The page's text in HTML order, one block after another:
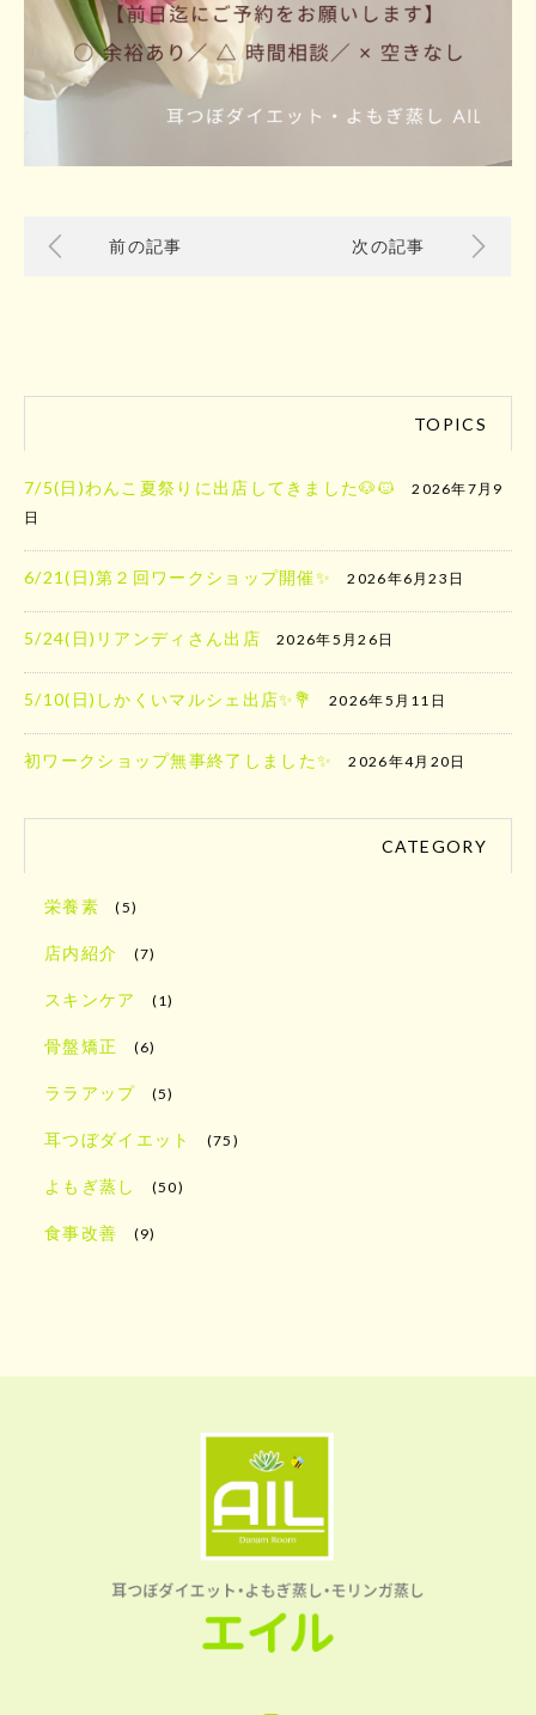
前の記事 次の記事
TOPICS
7/5(日)わんこ夏祭りに出店してきました🐶🐱
2026年7月9
日
6/21(日)第２回ワークショップ開催✨ 2026年6月23日
5/24(日)リアンディさん出店 2026年5月26日
5/10(日)しかくいマルシェ出店✨️💐 2026年5月11日
初ワークショップ無事終了しました✨ 2026年4月20日
CATEGORY
栄養素 (5)
店内紹介 (7)
スキンケア (1)
骨盤矯正 (6)
ララアップ (5)
耳つぼダイエット (75)
よもぎ蒸し (50)
食事改善 (9)